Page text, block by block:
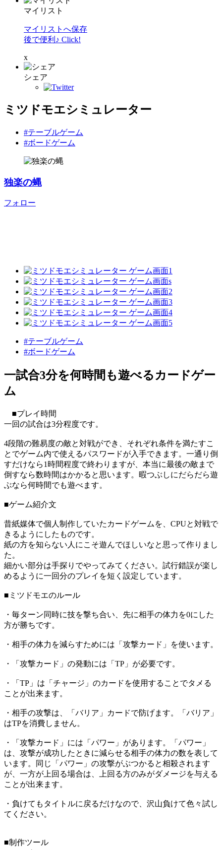
マイリスト
マイリストへ保存
後で便利♪ Click!
x
シェア
ミツドモエシミュレーター
#テーブルゲーム
#ボードゲーム
独楽の蝿
フォロー
#テーブルゲーム
#ボードゲーム
一試合3分を何時間も遊べるカードゲー
ム
■プレイ時間
一回の試合は3分程度です。
4段階の難易度の敵と対戦ができ、それぞれ条件を満たすこ
とでゲーム内で使えるパスワードが入手できます。一通り倒
すだけなら1時間程度で終わりますが、本当に最後の敵まで
倒すなら数時間はかかると思います。暇つぶしにだらだら遊
ぶなら何時間でも遊べます。
■ゲーム紹介文
昔紙媒体で個人制作していたカードゲームを、CPUと対戦で
きるようにしたものです。
紙の方を知らない人にこそ遊んでほしいなと思って作りまし
た。
細かい部分は手探りでやってみてください。試行錯誤が楽し
めるように一回分のプレイを短く設定しています。
■ミツドモエのルール
・毎ターン同時に技を撃ち合い、先に相手の体力を0にした
方が勝ちです。
・相手の体力を減らすためには「攻撃カード」を使います。
・「攻撃カード」の発動には「TP」が必要です。
・「TP」は「チャージ」のカードを使用することでタメる
ことが出来ます。
・相手の攻撃は、「バリア」カードで防げます。「バリア」
はTPを消費しません。
・「攻撃カード」には「パワー」があります。「パワー」
は、攻撃が成功したときに減らせる相手の体力の数を表して
います。同じ「パワー」の攻撃がぶつかると相殺されます
が、一方が上回る場合は、上回る方のみがダメージを与える
ことが出来ます。
・負けてもタイトルに戻るだけなので、沢山負けて色々試し
てください。
■制作ツール